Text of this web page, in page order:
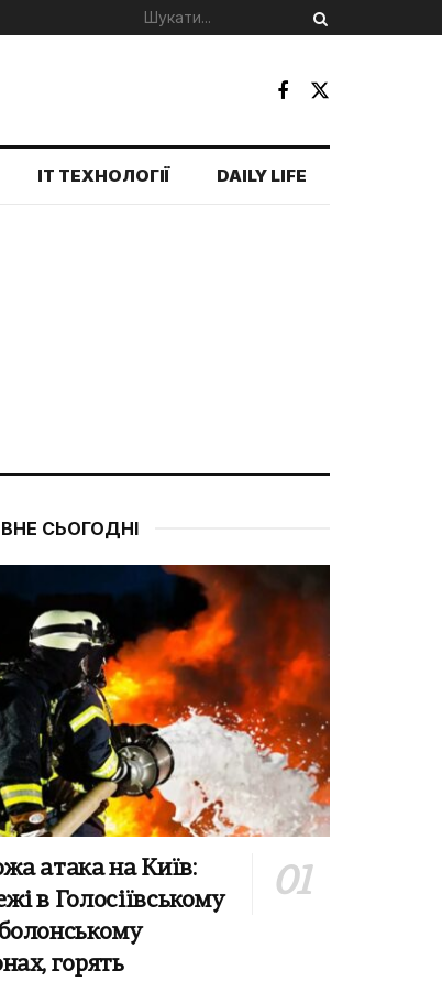
IT ТЕХНОЛОГІЇ DAILY LIFE
СЬОГОДНІ
атака на Київ:
в Голосіївському
горять